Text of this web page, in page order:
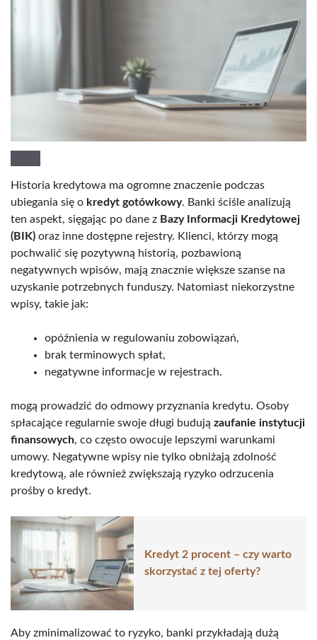
Historia kredytowa ma ogromne znaczenie podczas
ubiegania się o kredyt gotówkowy. Banki ściśle analizują
ten aspekt, sięgając po dane z Bazy Informacji Kredytowej
(BIK) oraz inne dostępne rejestry. Klienci, którzy mogą
pochwalić się pozytywną historią, pozbawioną
negatywnych wpisów, mają znacznie większe szanse na
uzyskanie potrzebnych funduszy. Natomiast niekorzystne
wpisy, takie jak:
opóźnienia w regulowaniu zobowiązań,
brak terminowych spłat,
negatywne informacje w rejestrach.
mogą prowadzić do odmowy przyznania kredytu. Osoby
spłacające regularnie swoje długi budują zaufanie instytucji
finansowych, co często owocuje lepszymi warunkami
umowy. Negatywne wpisy nie tylko obniżają zdolność
kredytową, ale również zwiększają ryzyko odrzucenia
prośby o kredyt.
Kredyt 2 procent – czy warto
skorzystać z tej oferty?
Aby zminimalizować to ryzyko, banki przykładają dużą